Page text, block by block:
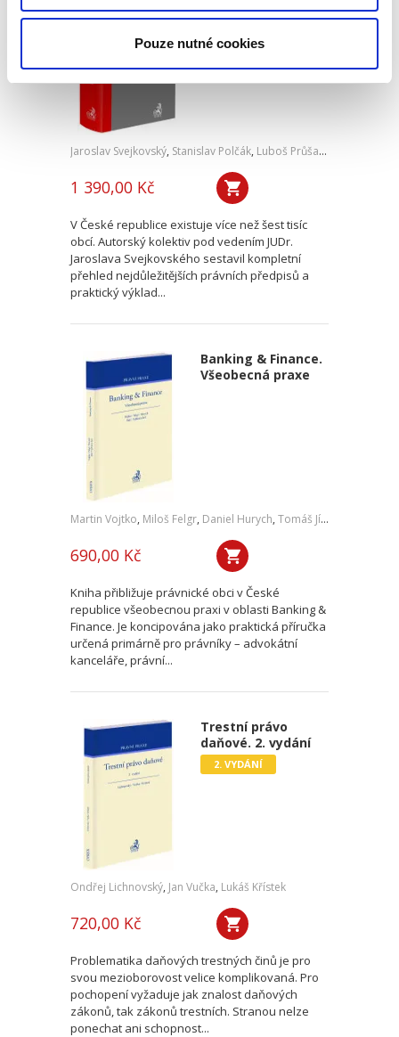
Pouze nutné cookies
Jaroslav Svejkovský, Stanislav Polčák, Luboš Průša,a kol.
1 390,00 Kč
V České republice existuje více než šest tisíc
obcí. Autorský kolektiv pod vedením JUDr.
Jaroslava Svejkovského sestavil kompletní
přehled nejdůležitějších právních předpisů a
praktický výklad...
Banking & Finance.
Všeobecná praxe
Martin Vojtko, Miloš Felgr, Daniel Hurych, Tomáš Jíně
690,00 Kč
Kniha přibližuje právnické obci v České
republice všeobecnou praxi v oblasti Banking &
Finance. Je koncipována jako praktická příručka
určená primárně pro právníky – advokátní
kanceláře, právní...
Trestní právo
daňové. 2. vydání
2. VYDÁNÍ
Ondřej Lichnovský, Jan Vučka, Lukáš Křístek
720,00 Kč
Problematika daňových trestných činů je pro
svou mezioborovost velice komplikovaná. Pro
pochopení vyžaduje jak znalost daňových
zákonů, tak zákonů trestních. Stranou nelze
ponechat ani schopnost...